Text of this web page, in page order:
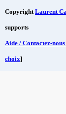
CopyrightLaurent
supports
Aide / Contactez-
choix]